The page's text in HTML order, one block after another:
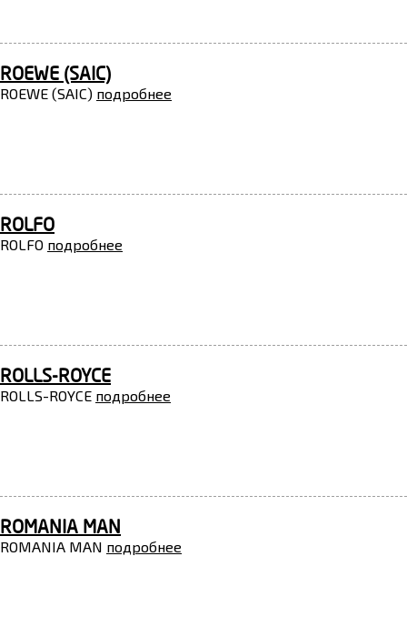
ROEWE (SAIC)
ROEWE (SAIC) подробнее
ROLFO
ROLFO подробнее
ROLLS-ROYCE
ROLLS-ROYCE подробнее
ROMANIA MAN
ROMANIA MAN подробнее